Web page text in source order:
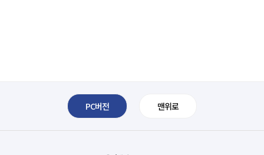
PC버전 맨위로